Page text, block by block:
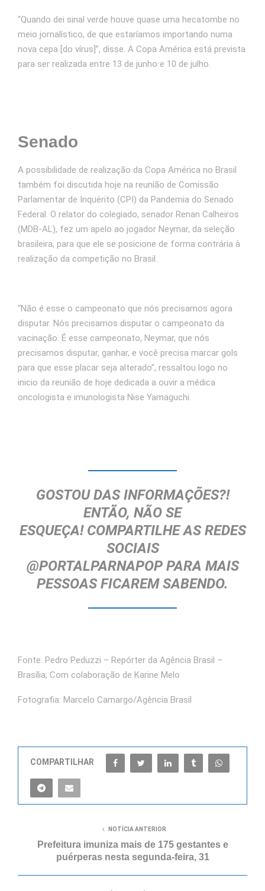
“Quando dei sinal verde houve quase uma hecatombe no
meio jornalístico, de que estaríamos importando numa
nova cepa [do vírus]”, disse. A Copa América está prevista
para ser realizada entre 13 de junho e 10 de julho.
Senado
A possibilidade de realização da Copa América no Brasil
também foi discutida hoje na reunião de Comissão
Parlamentar de Inquérito (CPI) da Pandemia do Senado
Federal. O relator do colegiado, senador Renan Calheiros
(MDB-AL), fez um apelo ao jogador Neymar, da seleção
brasileira, para que ele se posicione de forma contrária à
realização da competição no Brasil.
“Não é esse o campeonato que nós precisamos agora
disputar. Nós precisamos disputar o campeonato da
vacinação. É esse campeonato, Neymar, que nós
precisamos disputar, ganhar, e você precisa marcar gols
para que esse placar seja alterado”, ressaltou logo no
inicio da reunião de hoje dedicada a ouvir a médica
oncologista e imunologista Nise Yamaguchi.
GOSTOU DAS INFORMAÇÕES?!
ENTÃO, NÃO SE
ESQUEÇA! COMPARTILHE AS REDES
SOCIAIS
@PORTALPARNAPOPPARA MAIS
PESSOAS FICAREM SABENDO.
Fonte: Pedro Peduzzi – Repórter da Agência Brasil –
Brasília; Com colaboração de Karine Melo
Fotografia: Marcelo Camargo/Agência Brasil
COMPARTILHAR
NOTÍCIA ANTERIOR
Prefeitura imuniza mais de 175 gestantes e
puérperas nesta segunda-feira, 31